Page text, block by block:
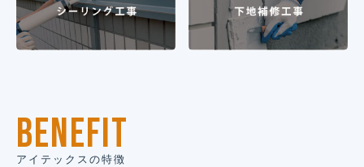
BENEFIT
アイテックスの特徴